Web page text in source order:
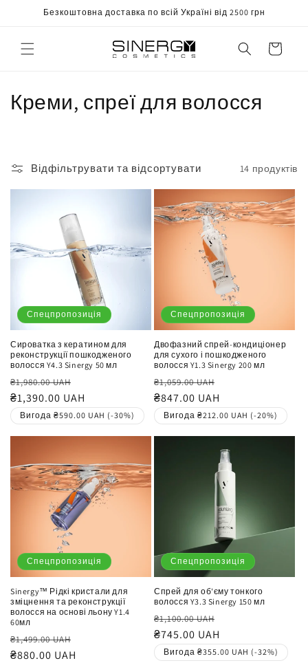
Безкоштовна доставка по всій Україні від 2500 грн
Корзина
К
е
ц
і
Креми, спреї для волосся
Відфільтрувати та відсортувати 14 продуктів
Спецпропозиція
Сироватка з кератином для
реконструкції пошкодженого
волосся Y4.3 Sinergy 50 мл
Звичайна
ціна
₴1,980.00 UAH
продажу
₴1,390.00 UAH
Вигода ₴590.00 UAH (-30%)
Спецпропозиція
Двофазний спрей-кондиціонер
для сухого і пошкодженого
волосся Y1.3 Sinergy 200 мл
Звичайна
ціна
₴1,059.00 UAH
₴847.00 UAH
Вигода ₴212.00 UAH (-20%)
Спецпропозиція
Sinergy™ Рідкі кристали для
зміцнення та реконструкції
волосся на основі льону Y1.4
60мл
Звичайна
ціна
₴1,499.00 UAH
₴880.00 UAH
Спецпропозиція
Спрей для об'єму тонкого
волосся Y3.3 Sinergy 150 мл
Звичайна
ціна
₴1,100.00 UAH
₴745.00 UAH
Вигода ₴355.00 UAH (-32%)